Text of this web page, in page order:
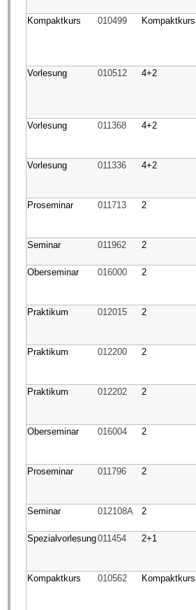
Kompaktkurs
010499 Kompaktkurs
Vorlesung
010512 4+2
Vorlesung
011368 4+2
Vorlesung
011336 4+2
Proseminar
011713 2
Seminar
011962 2
Oberseminar
016000 2
Praktikum 012015 2
Praktikum 012200 2
Praktikum
012202 2
Oberseminar
016004 2
Proseminar 011796 2
Seminar
012108A 2
Spezialvorlesung011454 2+1
Kompaktkurs
010562 Kompaktkurs